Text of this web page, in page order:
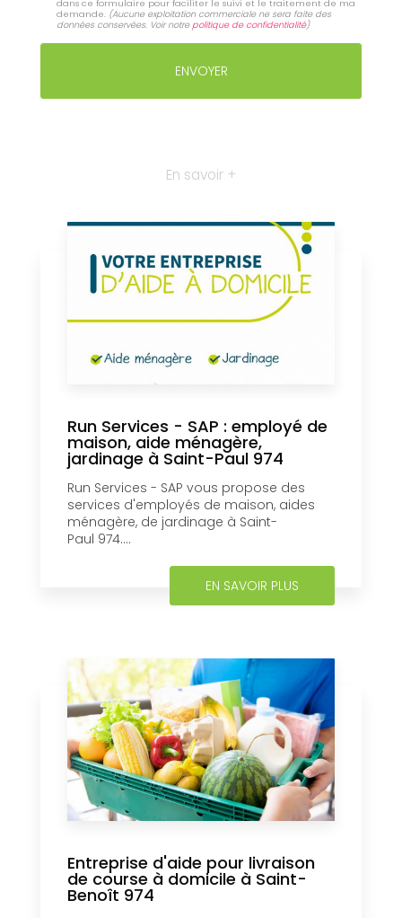
dans ce formulaire pour faciliter le suivi et le traitement de ma
demande. (Aucune exploitation commerciale ne sera faite des
données conservées. Voir notrepolitique de confidentialité)
En savoir +
Run Services - SAP : employé de
maison, aide ménagère,
jardinage à Saint-Paul 974
Run Services - SAP vous propose des
services d'employés de maison, aides
ménagère, de jardinage à Saint-
Paul 974....
EN SAVOIR PLUS
Entreprise d'aide pour livraison
de course à domicile à Saint-
Benoît 974